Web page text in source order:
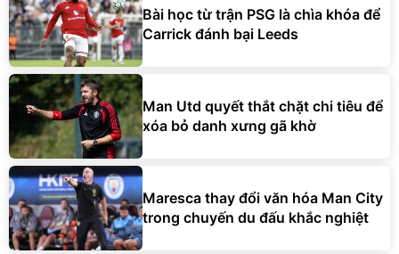
Bài học từ trận PSG là chìa khóa để
Carrick đánh bại Leeds
Man Utd quyết thắt chặt chi tiêu để
xóa bỏ danh xưng gã khờ
Maresca thay đổi văn hóa Man City
trong chuyến du đấu khắc nghiệt